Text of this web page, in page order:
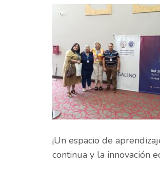
¡Un espacio de
continua y la innovación